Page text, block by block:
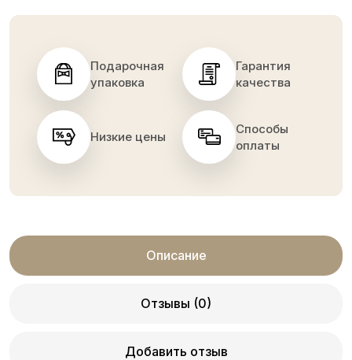
Подарочная
упаковка
Гарантия
качества
Низкие цены
Способы
оплаты
Описание
Отзывы (0)
Добавить отзыв